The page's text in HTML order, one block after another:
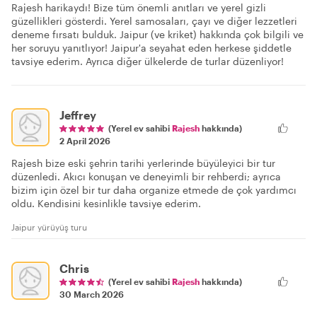
Rajesh harikaydı! Bize tüm önemli anıtları ve yerel gizli
güzellikleri gösterdi. Yerel samosaları, çayı ve diğer lezzetleri
deneme fırsatı bulduk. Jaipur (ve kriket) hakkında çok bilgili ve
her soruyu yanıtlıyor! Jaipur'a seyahat eden herkese şiddetle
tavsiye ederim. Ayrıca diğer ülkelerde de turlar düzenliyor!
Jeffrey
(Yerel ev sahibi Rajesh hakkında)
2 April 2026
Rajesh bize eski şehrin tarihi yerlerinde büyüleyici bir tur
düzenledi. Akıcı konuşan ve deneyimli bir rehberdi; ayrıca
bizim için özel bir tur daha organize etmede de çok yardımcı
oldu. Kendisini kesinlikle tavsiye ederim.
Jaipur yürüyüş turu
Chris
(Yerel ev sahibi Rajesh hakkında)
30 March 2026